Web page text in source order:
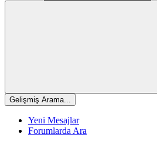
Gelişmiş Arama...
Yeni Mesajlar
Forumlarda Ara